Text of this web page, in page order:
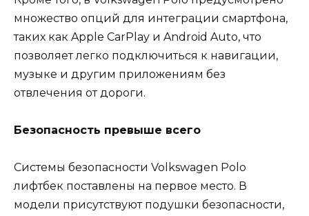
множество опций для интеграции смартфона,
таких как Apple CarPlay и Android Auto, что
позволяет легко подключиться к навигации,
музыке и другим приложениям без
отвлечения от дороги.
Безопасность превыше всего
Системы безопасности Volkswagen Polo
лифтбек поставлены на первое место. В
модели присутствуют подушки безопасности,